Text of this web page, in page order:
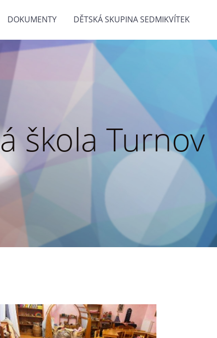
DOKUMENTY DĚTSKÁ SKUPINA SEDMIKVÍTEK
škola Turnov